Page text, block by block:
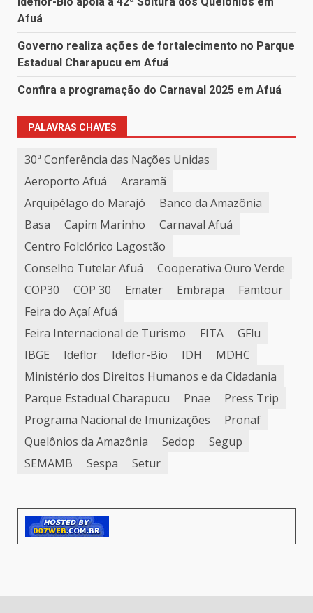
Afuá
Governo realiza ações de fortalecimento no Parque
Estadual Charapucu em Afuá
Confira a programação do Carnaval 2025 em Afuá
PALAVRAS CHAVES
30ª Conferência das Nações Unidas
Aeroporto Afuá
Araramã
Arquipélago do Marajó
Banco da Amazônia
Basa
Capim Marinho
Carnaval Afuá
Centro Folclórico Lagostão
Conselho Tutelar Afuá
Cooperativa Ouro Verde
COP30
COP 30 Emater Embrapa
Famtour
Feira do Açaí Afuá
Feira Internacional de Turismo
FITA
GFlu
IBGE
Ideflor Ideflor-Bio IDH
MDHC
Ministério dos Direitos Humanos e da Cidadania
Parque Estadual Charapucu
Pnae
Press Trip
Programa Nacional de Imunizações
Pronaf
Quelônios da Amazônia
Sedop
Segup
SEMAMB
Sespa Setur